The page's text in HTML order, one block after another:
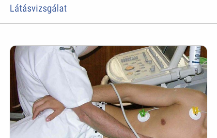
Látásvizsgálat